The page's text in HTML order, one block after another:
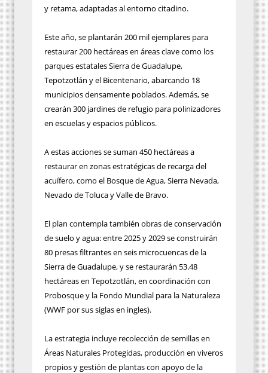
y retama, adaptadas al entorno citadino.
Este año, se plantarán 200 mil ejemplares para
restaurar 200 hectáreas en áreas clave como los
parques estatales Sierra de Guadalupe,
Tepotzotlán y el Bicentenario, abarcando 18
municipios densamente poblados. Además, se
crearán 300 jardines de refugio para polinizadores
en escuelas y espacios públicos.
A estas acciones se suman 450 hectáreas a
restaurar en zonas estratégicas de recarga del
acuífero, como el Bosque de Agua, Sierra Nevada,
Nevado de Toluca y Valle de Bravo.
El plan contempla también obras de conservación
de suelo y agua: entre 2025 y 2029 se construirán
80 presas filtrantes en seis microcuencas de la
Sierra de Guadalupe, y se restaurarán 53.48
hectáreas en Tepotzotlán, en coordinación con
Probosque y la Fondo Mundial para la Naturaleza
(WWF por sus siglas en ingles).
La estrategia incluye recolección de semillas en
Áreas Naturales Protegidas, producción en viveros
propios y gestión de plantas con apoyo de la